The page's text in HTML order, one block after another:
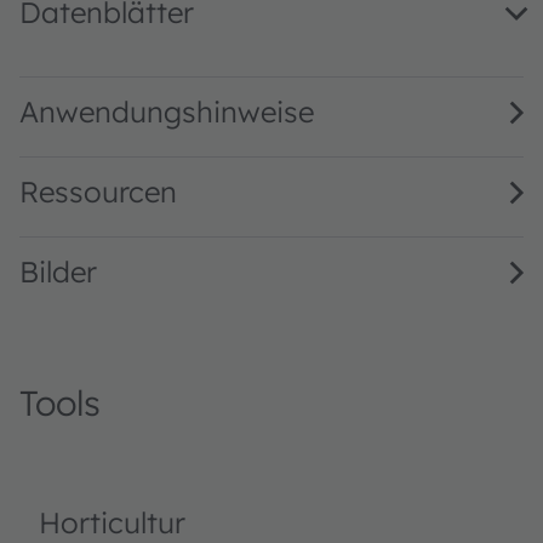
Datenblätter
Anwendungshinweise
Ressourcen
Bilder
Tools
Horticultur